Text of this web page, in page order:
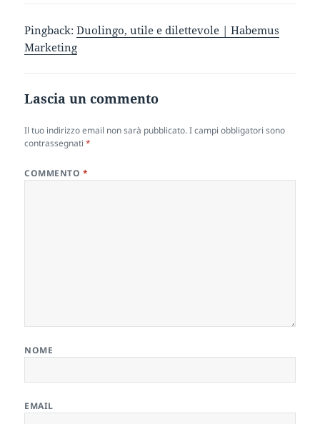
Pingback:Duolingo, utile e dilettevole | Habemus
Marketing
Lascia un commento
Il tuo indirizzo email non sarà pubblicato. I campi obbligatori sono
contrassegnati*
COMMENTO *
NOME
EMAIL